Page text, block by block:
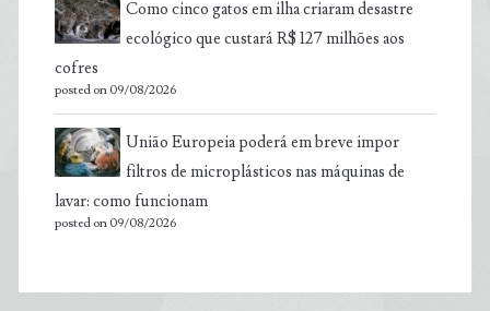
Como cinco gatos em ilha criaram desastre
ecológico que custará R$ 127 milhões aos
cofres
posted on 09/08/2026
União Europeia poderá em breve impor
filtros de microplásticos nas máquinas de
lavar: como funcionam
posted on 09/08/2026